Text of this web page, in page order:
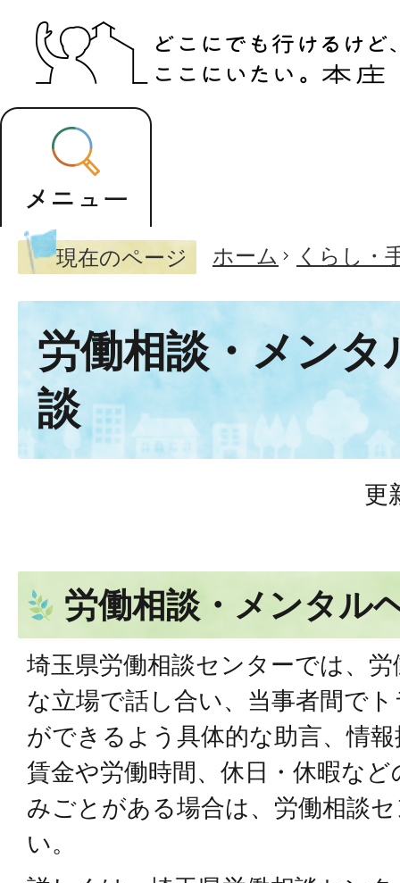
現在のページ ホーム くらし・
労働相談・メンタ
談
更
労働相談・メンタル
埼玉県労働相談センターでは、
な立場で話し合い、当事者間で
ができるよう具体的な助言、情
賃金や労働時間、休日・休暇な
みごとがある場合は、労働相談
い。